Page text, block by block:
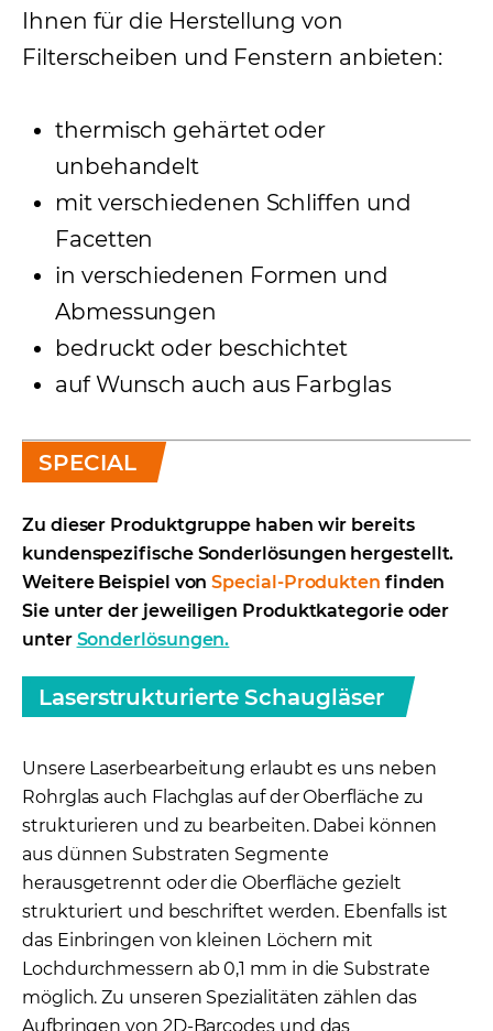
Ihnen für die Herstellung von
Filterscheiben und Fenstern anbieten:
thermisch gehärtet oder
unbehandelt
mit verschiedenen Schliffen und
Facetten
in verschiedenen Formen und
Abmessungen
bedruckt oder beschichtet
auf Wunsch auch aus Farbglas
SPECIAL
Zu dieser Produktgruppe haben wir bereits
kundenspezifische Sonderlösungen hergestellt.
Weitere Beispiel vonSpecial-Produkten finden
Sie unter der jeweiligen Produktkategorie oder
unter Sonderlösungen.
Laserstrukturierte Schaugläser
Unsere Laserbearbeitung erlaubt es uns neben
Rohrglas auch Flachglas auf der Oberfläche zu
strukturieren und zu bearbeiten. Dabei können
aus dünnen Substraten Segmente
herausgetrennt oder die Oberfläche gezielt
strukturiert und beschriftet werden. Ebenfalls ist
das Einbringen von kleinen Löchern mit
Lochdurchmessern ab 0,1 mm in die Substrate
möglich. Zu unseren Spezialitäten zählen das
Aufbringen von 2D-Barcodes und das